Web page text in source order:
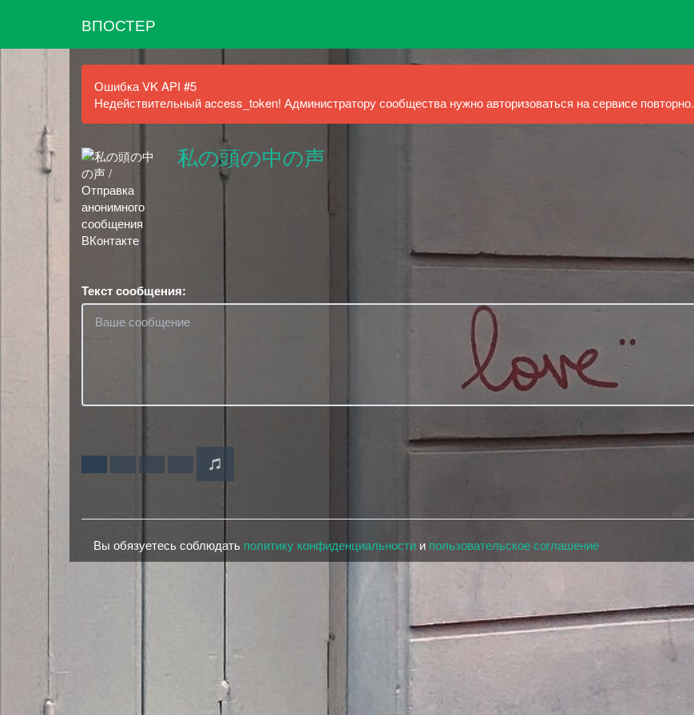
ВПОСТЕР
Ошибка VK API #5
Недействительный access_token! Администратору сообщества нужно авторизоваться на сервисе повторно.
私の頭の中の声
Текст сообщения:
Вы обязуетесь соблюдать политику конфиденциальности и пользовательское соглашение